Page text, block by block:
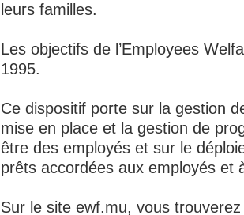
leurs familles.
Les objectifs de l’Employees
1995.
Ce dispositif porte sur la gestion
mise en place et la gestion de
être des employés et sur le
prêts accordées aux employés et
Sur le site ewf.mu, vous